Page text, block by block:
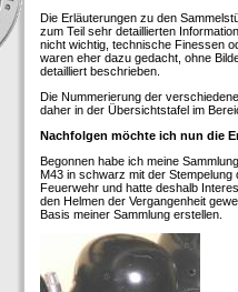
Die Erläuterungen zu den
zum Teil sehr detaillierten
nicht wichtig, technische Finessen
waren eher dazu gedacht, ohne
detailliert beschrieben.
Die Nummerierung der
daher in der Übersichtstafel im
Nachfolgen möchte ich nun die
Begonnen habe ich meine
M43 in schwarz mit der Stempelung
Feuerwehr und hatte deshalb
den Helmen der Vergangenheit
Basis meiner Sammlung erstellen.